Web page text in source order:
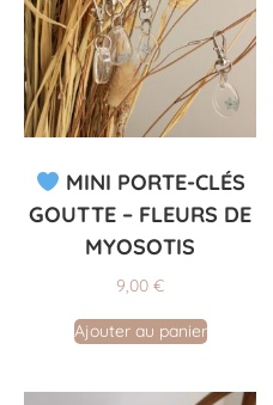
MINI PORTE-CLÉS
GOUTTE – FLEURS DE
MYOSOTIS
9,00 €
Ajouter au panier